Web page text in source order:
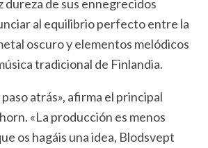
dureza de sus ennegrecidos
al equilibrio perfecto entre la
oscuro y elementos melódicos
tradicional de Finlandia.
atrás», afirma el principal
«La producción es menos
os hagáis una idea, Blodsvept